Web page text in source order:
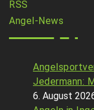
Angel-News
Jedermann:
6. August